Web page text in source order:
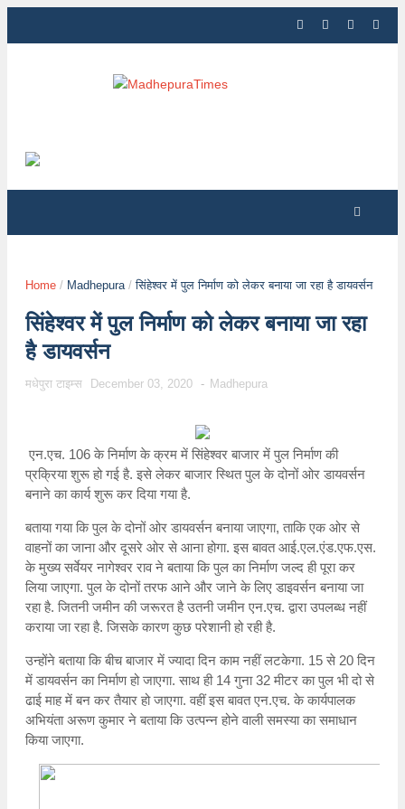
Home / Madhepura / सिंहेश्वर में पुल निर्माण को लेकर बनाया जा रहा है डायवर्सन
सिंहेश्वर में पुल निर्माण को लेकर बनाया जा रहा
है डायवर्सन
मधेपुरा टाइम्स December 03, 2020 - Madhepura
एन.एच. 106 के निर्माण के क्रम में सिंहेश्वर बाजार में पुल निर्माण की
प्रक्रिया शुरू हो गई है. इसे लेकर बाजार स्थित पुल के दोनों ओर डायवर्सन
बनाने का कार्य शुरू कर दिया गया है.
बताया गया कि पुल के दोनों ओर डायवर्सन बनाया जाएगा, ताकि एक ओर से
वाहनों का जाना और दूसरे ओर से आना होगा. इस बावत आई.एल.एंड.एफ.एस.
के मुख्य सर्वेयर नागेश्वर राव ने बताया कि पुल का निर्माण जल्द ही पूरा कर
लिया जाएगा. पुल के दोनों तरफ आने और जाने के लिए डाइवर्सन बनाया जा
रहा है. जितनी जमीन की जरूरत है उतनी जमीन एन.एच. द्वारा उपलब्ध नहीं
कराया जा रहा है. जिसके कारण कुछ परेशानी हो रही है.
उन्होंने बताया कि बीच बाजार में ज्यादा दिन काम नहीं लटकेगा. 15 से 20 दिन
में डायवर्सन का निर्माण हो जाएगा. साथ ही 14 गुना 32 मीटर का पुल भी दो से
ढाई माह में बन कर तैयार हो जाएगा. वहीं इस बावत एन.एच. के कार्यपालक
अभियंता अरूण कुमार ने बताया कि उत्पन्न होने वाली समस्या का समाधान
किया जाएगा.